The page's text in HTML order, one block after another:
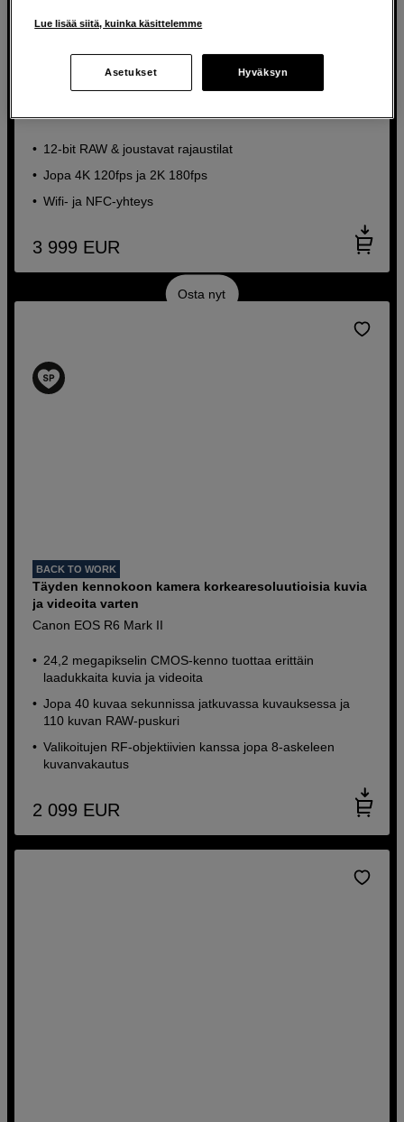
BACK TO WORK
Tehokas cinema-kamera kevyessä formaatissa.
12-bit RAW & joustavat rajaustilat
Jopa 4K 120fps ja 2K 180fps
Wifi- ja NFC-yhteys
3 999 EUR
Osta nyt
BACK TO WORK
Täyden kennokoon kamera korkearesoluutioisia kuvia
ja videoita varten
Canon EOS R6 Mark II
24,2 megapikselin CMOS-kenno tuottaa erittäin
laadukkaita kuvia ja videoita
Jopa 40 kuvaa sekunnissa jatkuvassa kuvauksessa ja
110 kuvan RAW-puskuri
Valikoitujen RF-objektiivien kanssa jopa 8-askeleen
kuvanvakautus
2 099 EUR
Lue lisää siitä, kuinka käsittelemme
Asetukset Hyväksyn